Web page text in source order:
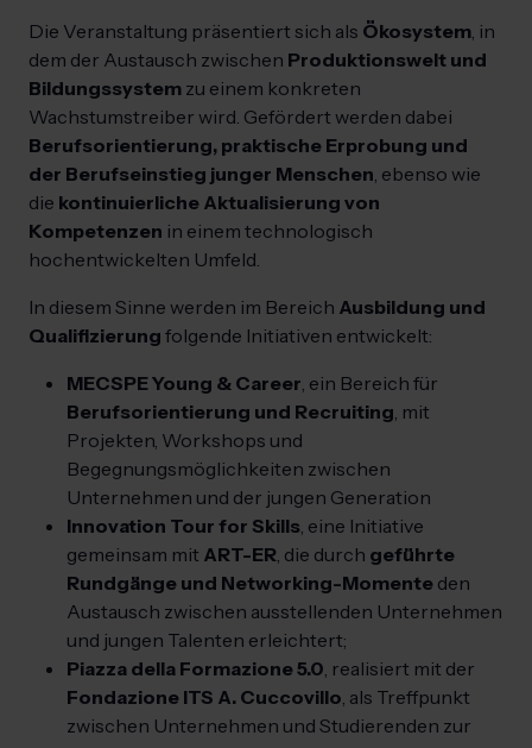
Die Veranstaltung präsentiert sich als Ökosystem , in
dem der Austausch zwischen Produktionswelt und
Bildungssystem zu einem konkreten
Wachstumstreiber wird. Gefördert werden dabei
Berufsorientierung, praktische Erprobung und
der Berufseinstieg junger Menschen , ebenso wie
die kontinuierliche Aktualisierung von
Kompetenzen in einem technologisch
hochentwickelten Umfeld.
In diesem Sinne werden im Bereich Ausbildung und
Qualifizierung folgende Initiativen entwickelt:
MECSPE Young & Career , ein Bereich für
Berufsorientierung und Recruiting , mit
Projekten, Workshops und
Begegnungsmöglichkeiten zwischen
Unternehmen und der jungen Generation
Innovation Tour for Skills , eine Initiative
gemeinsam mit ART-ER , die durch geführte
Rundgänge und Networking-Momente den
Austausch zwischen ausstellenden Unternehmen
und jungen Talenten erleichtert;
Piazza della Formazione 5.0 , realisiert mit der
Fondazione ITS A. Cuccovillo , als Treffpunkt
zwischen Unternehmen und Studierenden zur